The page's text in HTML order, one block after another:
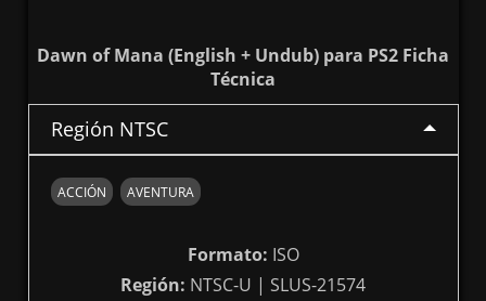
Dawn of Mana (English + Undub) para PS2 Ficha
Técnica
Región NTSC
ACCIÓN AVENTURA
Formato: ISO
Región: NTSC-U | SLUS-21574